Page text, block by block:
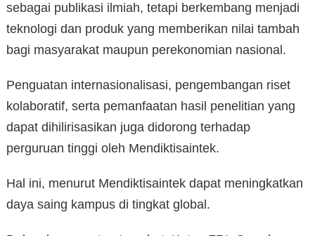
sebagai publikasi ilmiah, tetapi berkembang menjadi
teknologi dan produk yang memberikan nilai tambah
bagi masyarakat maupun perekonomian nasional.
Penguatan internasionalisasi, pengembangan riset
kolaboratif, serta pemanfaatan hasil penelitian yang
dapat dihilirisasikan juga didorong terhadap
perguruan tinggi oleh Mendiktisaintek.
Hal ini, menurut Mendiktisaintek dapat meningkatkan
daya saing kampus di tingkat global.